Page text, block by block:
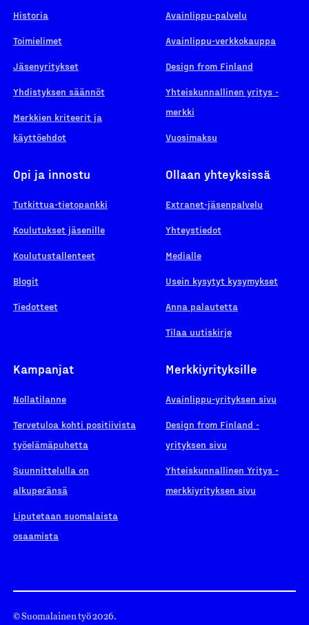
Historia
Toimielimet
Jäsenyritykset
Yhdistyksen säännöt
Merkkien kriteerit ja
käyttöehdot
Avainlippu-palvelu
Avainlippu-verkkokauppa
Design from Finland
Yhteiskunnallinen yritys -
merkki
Vuosimaksu
Opi ja innostu
Tutkittua-tietopankki
Koulutukset jäsenille
Koulutustallenteet
Blogit
Tiedotteet
Ollaan yhteyksissä
Extranet-jäsenpalvelu
Yhteystiedot
Medialle
Usein kysytyt kysymykset
Anna palautetta
Tilaa uutiskirje
Kampanjat
Nollatilanne
Tervetuloa kohti positiivista
työelämäpuhetta
Suunnittelulla on
alkuperänsä
Liputetaan suomalaista
osaamista
Merkkiyrityksille
Avainlippu-yrityksen sivu
Design from Finland -
yrityksen sivu
Yhteiskunnallinen Yritys -
merkkiyrityksen sivu
© Suomalainen työ 2026.